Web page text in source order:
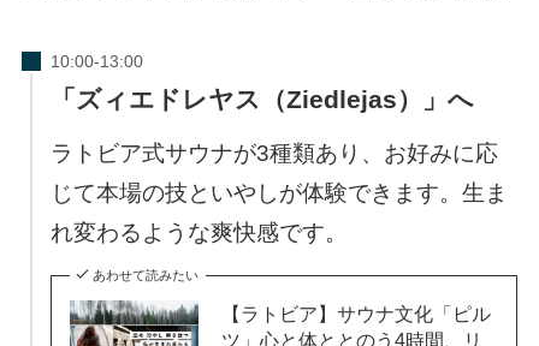
「ズィエドレヤス（Ziedlejas）」へ
ラトビア式サウナが3種類あり、お好みに応
じて本場の技といやしが体験できます。生ま
れ変わるような爽快感です。
あわせて読みたい
【ラトビア】サウナ文化「ピル
ツ」心と体ととのう4時間、リ